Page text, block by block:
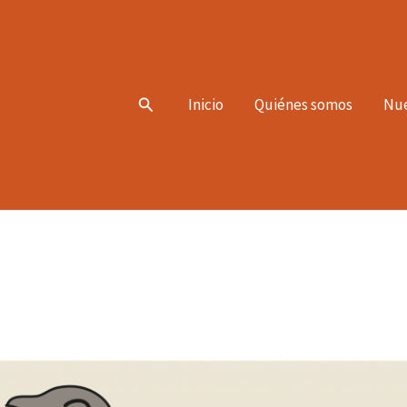
Search Inicio Quiénes somos